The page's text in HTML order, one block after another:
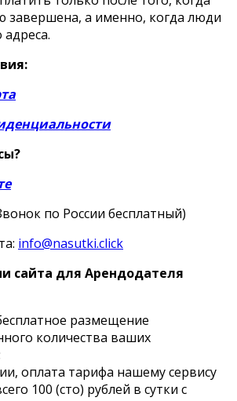
завершена, а именно, когда люди
по России бесплатный)
info@nasutki.click
сайта для Арендодателя
размещение
количества ваших
оплата тарифа нашему сервису
100 (сто) рублей в сутки с